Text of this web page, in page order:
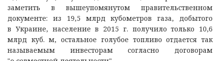
заметить в вышеупомянутом правительственном
документе: из 19,5 млрд кубометров газа, добытого
в Украине, население в 2015 г. получило только 10,6
млрд куб. м, остальное голубое топливо отдается так
называемым инвесторам согласно договорам